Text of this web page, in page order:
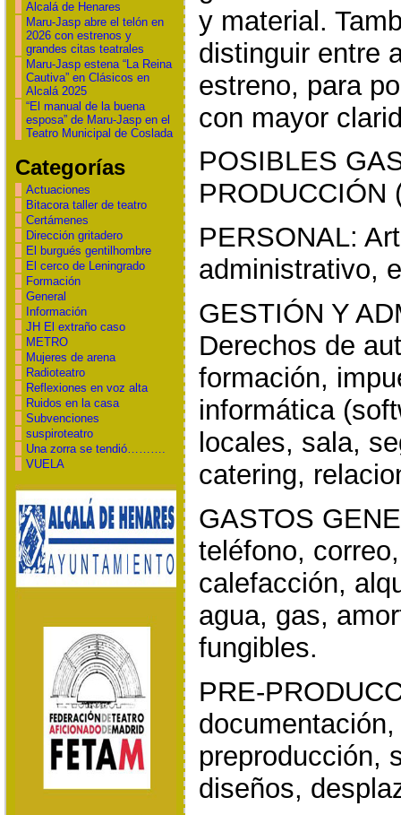
Alcalá de Henares
Maru-Jasp abre el telón en
2026 con estrenos y
grandes citas teatrales
Maru-Jasp estena “La Reina
Cautiva” en Clásicos en
Alcalá 2025
“El manual de la buena
esposa” de Maru-Jasp en el
Teatro Municipal de Coslada
Categorías
Actuaciones
Bitacora taller de teatro
Certámenes
Dirección gritadero
El burgués gentilhombre
El cerco de Leningrado
Formación
General
Información
JH El extraño caso
METRO
Mujeres de arena
Radioteatro
Reflexiones en voz alta
Ruidos en la casa
Subvenciones
suspiroteatro
Una zorra se tendió……….
VUELA
y material.
distinguir entre
estreno, para
con mayor
POSIBLES
PRODUCCIÓN
PERSONAL:
administrativo,
GESTIÓN Y
Derechos de
formación,
informática
locales, sala,
catering,
GASTOS
teléfono,
calefacción,
agua, gas,
fungibles.
PRE-
preproducción,
diseños,